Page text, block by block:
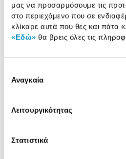
μας να προσαρμόσουμε τις
στο περιεχόμενο που σε
κλίκαρε αυτά που θες και πάτα
«Εδώ» θα βρεις όλες τις
συγκατάθεσης
Αναγκαία
Λειτουργικότητας
Στατιστικά
Αναλυτική
παρουσίαση
Αναλυτική παρουσίαση
Αξιολογήσεις
προϊόν με εσένα!